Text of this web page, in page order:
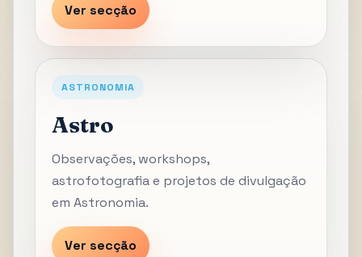
Ver secção
ASTRONOMIA
Astro
Observações, workshops,
astrofotografia e projetos de divulgação
em Astronomia.
Ver secção